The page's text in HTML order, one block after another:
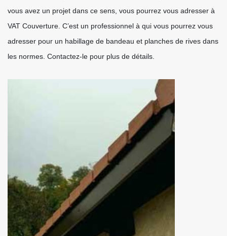
vous avez un projet dans ce sens, vous pourrez vous adresser à
VAT Couverture. C’est un professionnel à qui vous pourrez vous
adresser pour un habillage de bandeau et planches de rives dans
les normes. Contactez-le pour plus de détails.